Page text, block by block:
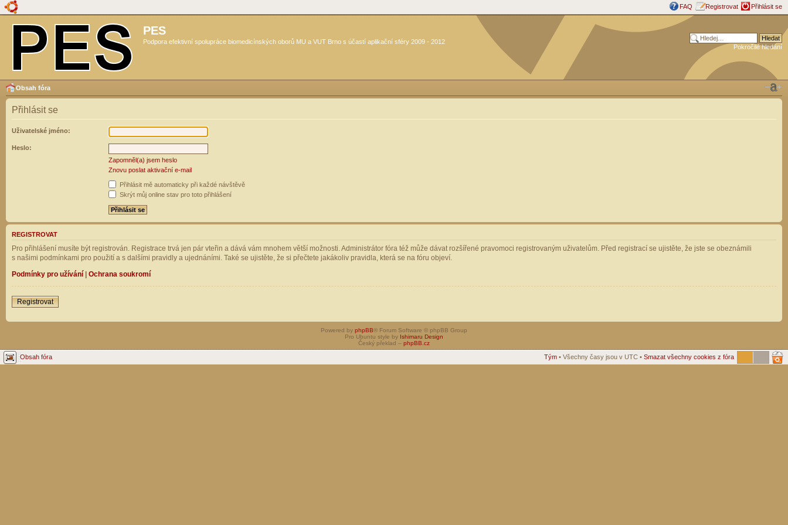
FAQ Registrovat Přihlásit se
PES
Podpora efektivní spolupráce biomedicínských oborů MU a VUT Brno s účastí aplikační sféry 2009 - 2012
Pokročilé hledání
Obsah fóra
Přihlásit se
Uživatelské jméno:
Heslo:
Zapomněl(a) jsem heslo
Znovu poslat aktivační e-mail
Přihlásit mě automaticky při každé návštěvě
Skrýt můj online stav pro toto přihlášení
REGISTROVAT
Pro přihlášení musíte být registrován. Registrace trvá jen pár vteřin a dává vám mnohem větší možnosti. Administrátor fóra též může dávat rozšířené pravomoci registrovaným uživatelům. Před registrací se ujistěte, že jste se obeznámili
s našimi podmínkami pro použití a s dalšími pravidly a ujednáními. Také se ujistěte, že si přečtete jakákoliv pravidla, která se na fóru objeví.
Podmínky pro užívání | Ochrana soukromí
Registrovat
Powered by phpBB® Forum Software © phpBB Group
Pro Ubuntu style by Ishimaru Design
Český překlad – phpBB.cz
Obsah fóra Tým • Všechny časy jsou v UTC • Smazat všechny cookies z fóra